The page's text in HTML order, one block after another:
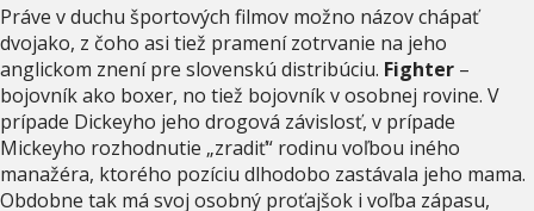
Práve v duchu športových filmov možno názov chápať
dvojako, z čoho asi tiež pramení zotrvanie na jeho
anglickom znení pre slovenskú distribúciu. Fighter –
bojovník ako boxer, no tiež bojovník v osobnej rovine. V
prípade Dickeyho jeho drogová závislosť, v prípade
Mickeyho rozhodnutie „zradiť“ rodinu voľbou iného
manažéra, ktorého pozíciu dlhodobo zastávala jeho mama.
Obdobne tak má svoj osobný proťajšok i voľba zápasu,